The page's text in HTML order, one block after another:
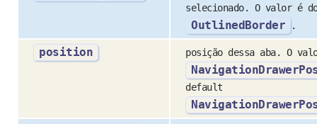
selecionado. O valor é
OutlinedBorder .
position posição dessa aba. O
default